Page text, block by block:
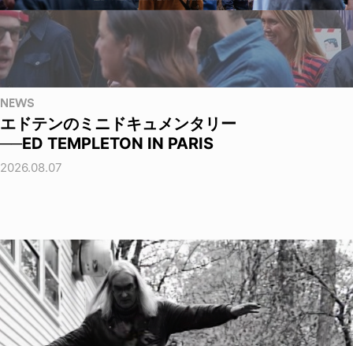
NEWS
エドテンのミニドキュメンタリー
──ED TEMPLETON IN PARIS
2026.08.07